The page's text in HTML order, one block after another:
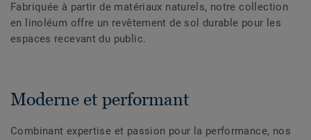
Fabriquée à partir de matériaux naturels, notre collection
en linoléum offre un revêtement de sol durable pour les
espaces recevant du public.
Moderne et performant
Combinant expertise et passion pour la performance, nos